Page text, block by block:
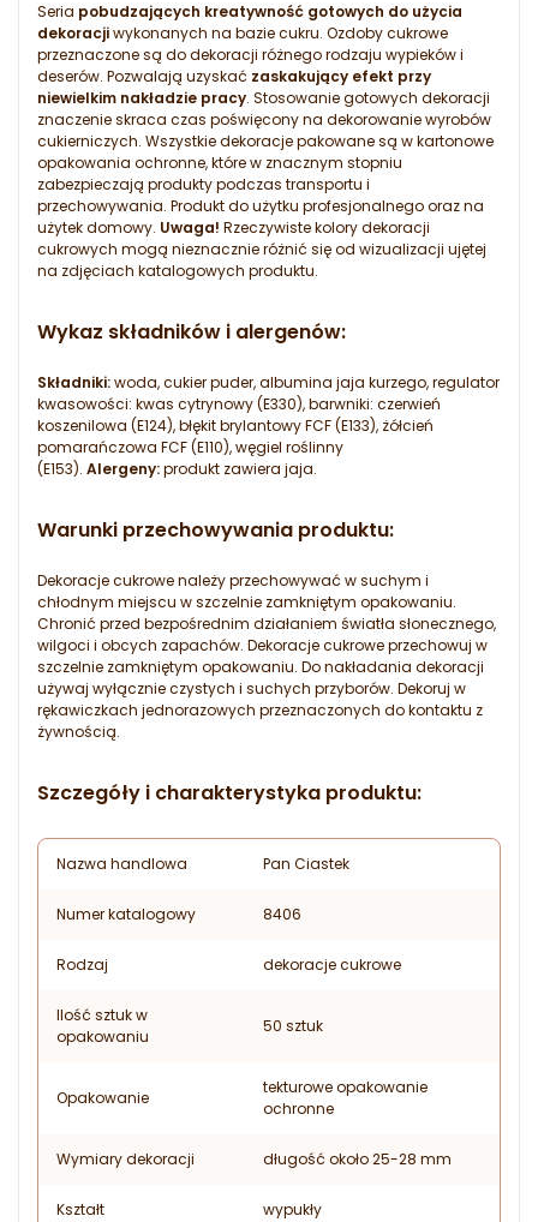
Seria pobudzających kreatywność gotowych do użycia
dekoracjiwykonanych na bazie cukru. Ozdoby cukrowe
przeznaczone są do dekoracji różnego rodzaju wypieków i
deserów. Pozwalają uzyskać zaskakujący efekt przy
niewielkim nakładzie pracy. Stosowanie gotowych dekoracji
znaczenie skraca czas poświęcony na dekorowanie wyrobów
cukierniczych. Wszystkie dekoracje pakowane są w kartonowe
opakowania ochronne, które w znacznym stopniu
zabezpieczają produkty podczas transportu i
przechowywania. Produkt do użytku profesjonalnego oraz na
użytek domowy. Uwaga! Rzeczywiste kolory dekoracji
cukrowych mogą nieznacznie różnić się od wizualizacji ujętej
na zdjęciach katalogowych produktu.
Wykaz składników i alergenów:
Składniki:woda, cukier puder, albumina jaja kurzego, regulator
kwasowości: kwas cytrynowy (E330), barwniki: czerwień
koszenilowa (E124), błękit brylantowy FCF (E133), żółcień
pomarańczowa FCF (E110), węgiel roślinny
(E153). Alergeny:produkt zawiera jaja.
Warunki przechowywania produktu:
Dekoracje cukrowe należy przechowywać w suchym i
chłodnym miejscu w szczelnie zamkniętym opakowaniu.
Chronić przed bezpośrednim działaniem światła słonecznego,
wilgoci i obcych zapachów. Dekoracje cukrowe przechowuj w
szczelnie zamkniętym opakowaniu. Do nakładania dekoracji
używaj wyłącznie czystych i suchych przyborów. Dekoruj w
rękawiczkach jednorazowych przeznaczonych do kontaktu z
żywnością.
Szczegóły i charakterystyka produktu:
Nazwa handlowa Pan Ciastek
Numer katalogowy 8406
Rodzaj dekoracje cukrowe
Ilość sztuk w
opakowaniu
50 sztuk
Opakowanie
tekturowe opakowanie
ochronne
Wymiary dekoracji długość około 25-28 mm
Kształt wypukły